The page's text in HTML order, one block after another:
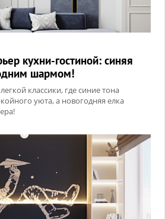
кухни-гостиной: синяя
шармом!
классики, где синие тона
уюта, а новогодняя елка